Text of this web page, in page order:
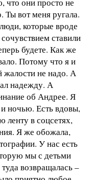
что они просто не
Ты вот меня ругала.
которые вроде
ставили
будете. Как же
Потому что я и
жалости не надо. А
надежду. А
об Андрее. Я
ночью. Есть вдовы,
ленту в соцсетях,
Я же обожала,
У нас есть
мы с детьми
возвращалась –